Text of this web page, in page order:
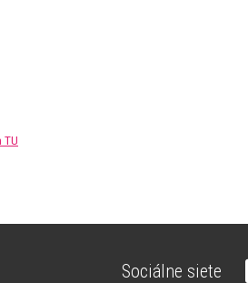
TU
Sociálne siete